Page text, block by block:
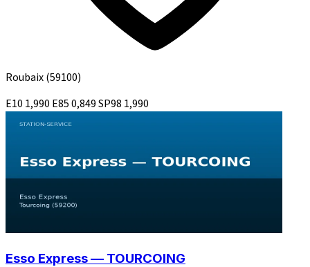
Roubaix(59100)
E10 1,990 E850,849SP98 1,990
Esso Express — TOURCOING